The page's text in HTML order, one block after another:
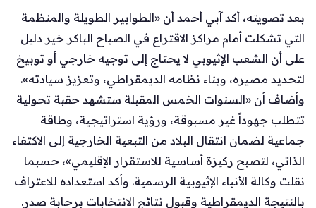
بعد تصويته، أكد آبي أحمد أن «الطوابير الطويلة والمنظمة
التي تشكلت أمام مراكز الاقتراع في الصباح الباكر خير دليل
على أن الشعب الإثيوبي لا يحتاج إلى توجيه خارجي أو توبيخ
لتحديد مصيره، وبناء نظامه الديمقراطي، وتعزيز سيادته».
وأضاف أن «السنوات الخمس المقبلة ستشهد حقبة تحولية
تتطلب جهوداً غير مسبوقة، ورؤية استراتيجية، وطاقة
جماعية لضمان انتقال البلاد من التبعية الخارجية إلى الاكتفاء
الذاتي، لتصبح ركيزة أساسية للاستقرار الإقليمي»، حسبما
نقلت وكالة الأنباء الإثيوبية الرسمية. وأكد استعداده للاعتراف
بالنتيجة الديمقراطية وقبول نتائج الانتخابات برحابة صدر.